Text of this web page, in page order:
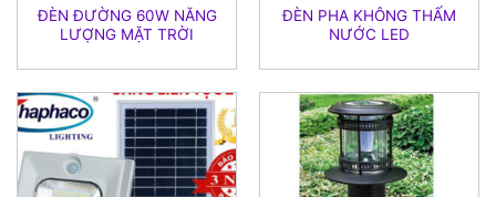
ĐÈN ĐƯỜNG 60W NĂNG
LƯỢNG MẶT TRỜI
ĐÈN PHA KHÔNG THẤM
NƯỚC LED